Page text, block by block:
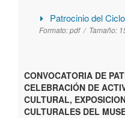
Patrocinio del
Formato:pdf / Tamaño:
CONVOCATORIA DE
CELEBRACIÓN DE
CULTURAL,
CULTURALES DEL